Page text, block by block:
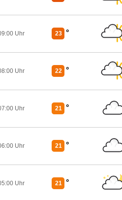
Uhr 23 °
Uhr 22 °
Uhr 21 °
Uhr 21 °
Uhr 21 °